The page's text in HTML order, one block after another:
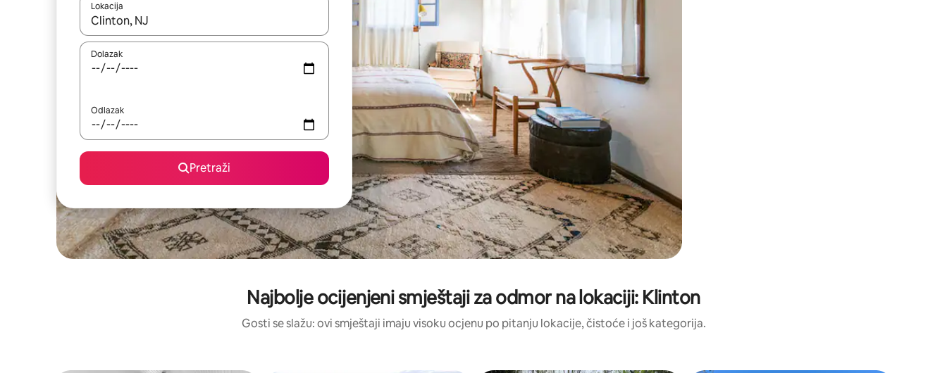
Lokacija
Kad rezultati budu dostupni, krećite se gore i dolje pomoću strelica ili ih pregledajte dodirom ili povlačenjem prsta.
Dolazak
Odlazak
Pretraži
Najbolje ocijenjeni smještaji za odmor na lokaciji: Klinton
Gosti se slažu: ovi smještaji imaju visoku ocjenu po pitanju lokacije, čistoće i još kategorija.